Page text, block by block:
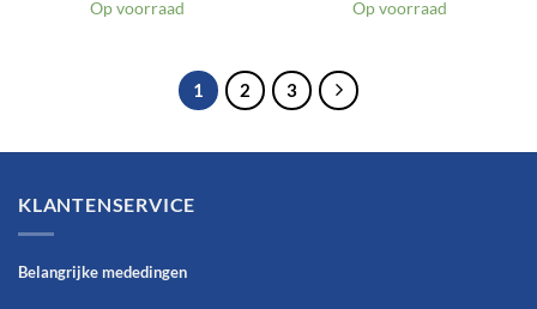
Op voorraad
Op voorraad
1 2 3
KLANTENSERVICE
Belangrijke mededingen